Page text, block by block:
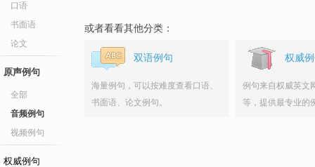
口语
书面语
论文
原声例句
全部
音频例句
视频例句
权威例句
或者看看其他分类：
双语例句
海量例句，可以按难度查看口语、
书面语、论文例句。
权威
例句来自权威英文
等，提供最专业的